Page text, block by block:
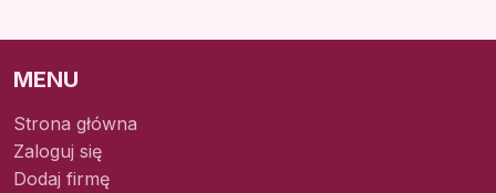
MENU
Strona główna
Zaloguj się
Dodaj firmę